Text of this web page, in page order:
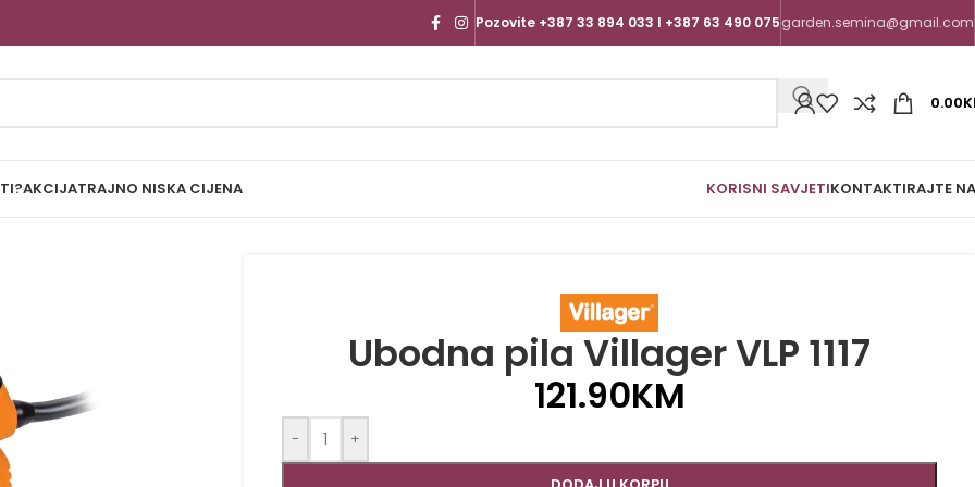
Pozovite +387 33 894 033 I +387 63 490 075garden.semina@gmail.com
0.00
AKCIJATRAJNO NISKA CIJENA KORISNI SAVJETIKONTAKTIRAJTE
Ubodna pila Villager VLP 1117
121.90KM
- +